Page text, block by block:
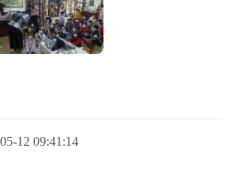
12 09:41:14